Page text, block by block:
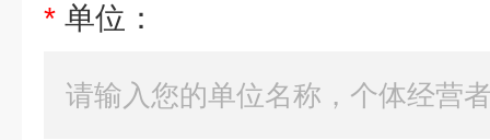
* 单位：